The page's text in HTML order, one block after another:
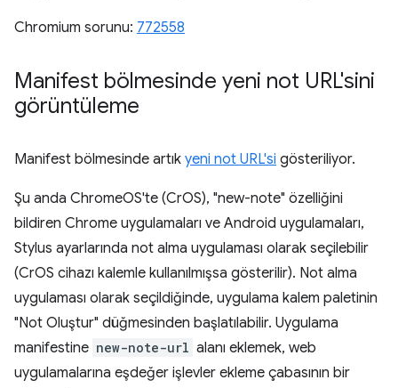
Chromium sorunu: 772558
Manifest bölmesinde yeni not URL'sini
görüntüleme
Manifest bölmesinde artık yeni not URL'si gösteriliyor.
Şu anda ChromeOS'te (CrOS), "new-note" özelliğini
bildiren Chrome uygulamaları ve Android uygulamaları,
Stylus ayarlarında not alma uygulaması olarak seçilebilir
(CrOS cihazı kalemle kullanılmışsa gösterilir). Not alma
uygulaması olarak seçildiğinde, uygulama kalem paletinin
"Not Oluştur" düğmesinden başlatılabilir. Uygulama
manifestine new-note-url alanı eklemek, web
uygulamalarına eşdeğer işlevler ekleme çabasının bir